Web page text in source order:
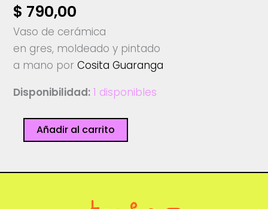
$ 790,00
Vaso de cerámica
en gres, moldeado y pintado
a mano porCosita Guaranga
Disponibilidad: 1 disponibles
Vasito
lágrima
Cosita
Añadir al carrito